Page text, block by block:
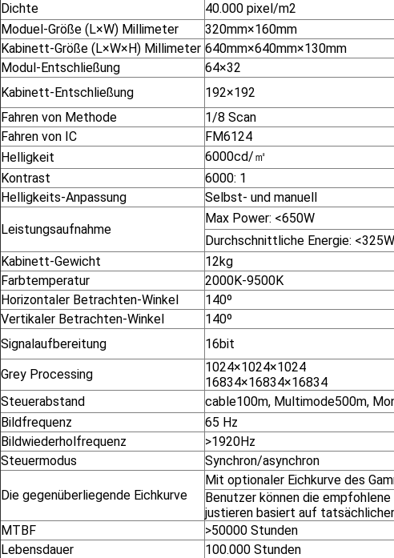
Dichte
40.000 pixel/m2
Moduel-Größe (L×W) Millimeter
320mm×160mm
Kabinett-Größe (L×W×H) Millimeter 640mm×640mm×130mm
Modul-Entschließung
64×32
Kabinett-Entschließung
192×192
Fahren von Methode
1/8 Scan
Fahren von IC
FM6124
Helligkeit
6000cd/㎡
Kontrast
6000: 1
Helligkeits-Anpassung
Selbst- und manuell
Leistungsaufnahme
Max Power: <650W
Durchschnittliche Energie: <325W
Kabinett-Gewicht
12kg
Farbtemperatur
2000K-9500K
Horizontaler Betrachten-Winkel
140º
Vertikaler Betrachten-Winkel
140º
Signalaufbereitung
16bit
Grey Processing
1024×1024×1024
16834×16834×16834
Steuerabstand
cable100m, Multimode500m,
Bildfrequenz
65 Hz
Bildwiederholfrequenz
>1920Hz
Steuermodus
Synchron/asynchron
Die gegenüberliegende Eichkurve
Mit optionaler Eichkurve des
Benutzer können die
justieren basiert auf
MTBF
>50000 Stunden
Lebensdauer
100.000 Stunden